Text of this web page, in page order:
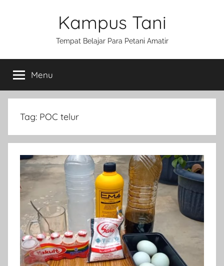
Kampus Tani
Tempat Belajar Para Petani Amatir
Menu
Tag: POC telur